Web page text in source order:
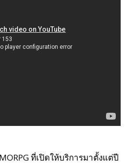
ที่เปิดให้บริการมาตั้งแต่ปี